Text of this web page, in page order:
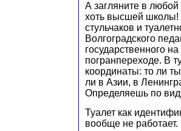
А загляните в любой
хоть высшей школы!
стульчаков и
Волгоградского
государственного
погранпереходе. В
координаты: то ли
ли в Азии, в
Определяешь по
Туалет как
вообще не работает.